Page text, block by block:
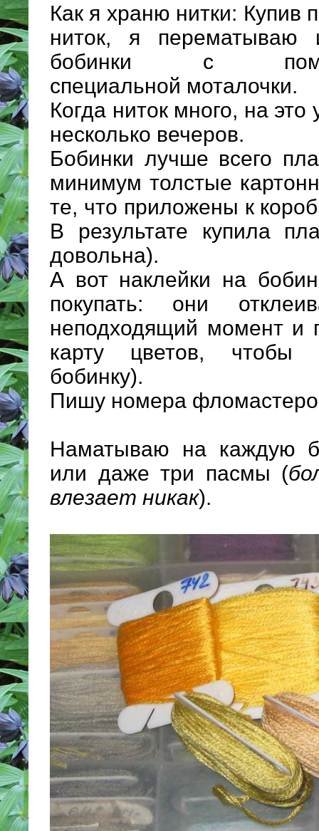
Как я храню нитки: Купив
ниток, я перематываю
бобинки с
специальной моталочки.
Когда ниток много, на это
несколько вечеров.
Бобинки лучше всего
минимум толстые
те, что приложены к
В результате купила
довольна).
А вот наклейки на
покупать: они
неподходящий момент и
карту цветов, чтобы
бобинку).
Пишу номера
Наматываю на каждую
или даже три пасмы (
влезает никак).